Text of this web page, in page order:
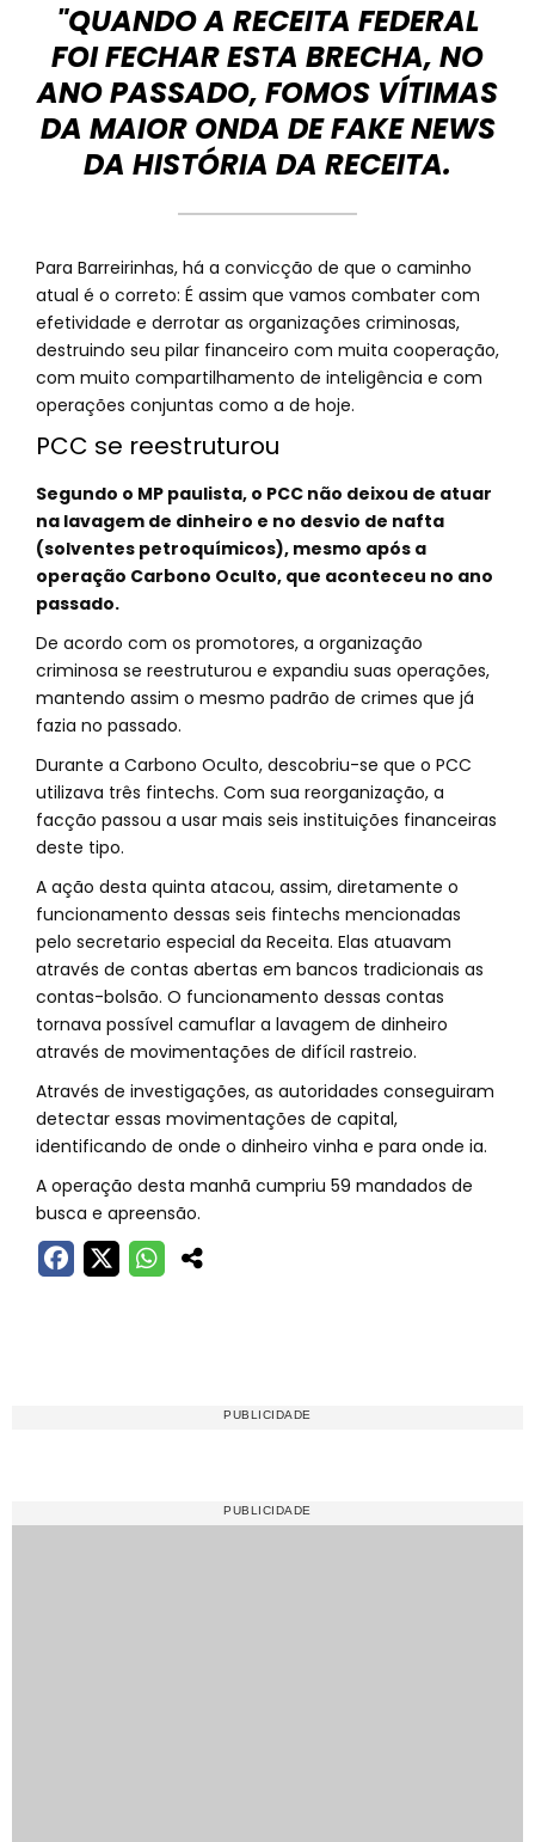
"QUANDO A RECEITA FEDERAL
FOI FECHAR ESTA BRECHA, NO
ANO PASSADO, FOMOS VÍTIMAS
DA MAIOR ONDA DE FAKE NEWS
DA HISTÓRIA DA RECEITA.
Para Barreirinhas, há a convicção de que o caminho
atual é o correto: É assim que vamos combater com
efetividade e derrotar as organizações criminosas,
destruindo seu pilar financeiro com muita cooperação,
com muito compartilhamento de inteligência e com
operações conjuntas como a de hoje.
PCC se reestruturou
Segundo o MP paulista, o PCC não deixou de atuar
na lavagem de dinheiro e no desvio de nafta
(solventes petroquímicos), mesmo após a
operação Carbono Oculto, que aconteceu no ano
passado.
De acordo com os promotores, a organização
criminosa se reestruturou e expandiu suas operações,
mantendo assim o mesmo padrão de crimes que já
fazia no passado.
Durante a Carbono Oculto, descobriu-se que o PCC
utilizava três fintechs. Com sua reorganização, a
facção passou a usar mais seis instituições financeiras
deste tipo.
A ação desta quinta atacou, assim, diretamente o
funcionamento dessas seis fintechs mencionadas
pelo secretario especial da Receita. Elas atuavam
através de contas abertas em bancos tradicionais as
contas-bolsão. O funcionamento dessas contas
tornava possível camuflar a lavagem de dinheiro
através de movimentações de difícil rastreio.
Através de investigações, as autoridades conseguiram
detectar essas movimentações de capital,
identificando de onde o dinheiro vinha e para onde ia.
A operação desta manhã cumpriu 59 mandados de
busca e apreensão.